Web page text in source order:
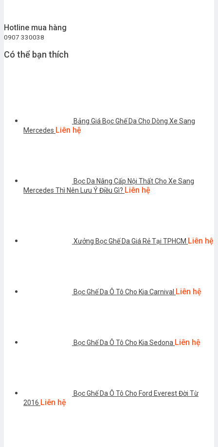
Hotline mua hàng
0907 330038
Có thể bạn thích
Bảng Giá Bọc Ghế Da Cho Dòng Xe Sang
Mercedes Liên hệ
Bọc Da Nâng Cấp Nội Thất Cho Xe Sang
Mercedes Thì Nên Lưu Ý Điều Gì? Liên hệ
Xưởng Bọc Ghế Da Giá Rẻ Tại TPHCM Liên hệ
Bọc Ghế Da Ô Tô Cho Kia Carnival Liên hệ
Bọc Ghế Da Ô Tô Cho Kia Sedona Liên hệ
Bọc Ghế Da Ô Tô Cho Ford Everest Đời Từ
2016 Liên hệ